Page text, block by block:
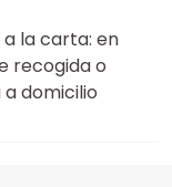
la carta: en
recogida o
domicilio